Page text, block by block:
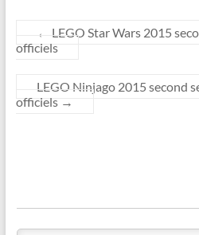
←
LEGO Star Wars 2015
officiels
LEGO Ninjago 2015 second
officiels →